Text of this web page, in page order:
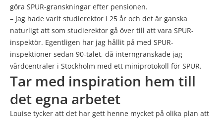
göra SPUR-granskningar efter pensionen.
– Jag hade varit studierektor i 25 år och det är ganska
naturligt att som studierektor gå över till att vara SPUR-
inspektör. Egentligen har jag hållit på med SPUR-
inspektioner sedan 90-talet, då interngranskade jag
vårdcentraler i Stockholm med ett miniprotokoll för SPUR.
Tar med inspiration hem till
det egna arbetet
Louise tycker att det har gett henne mycket på olika plan att